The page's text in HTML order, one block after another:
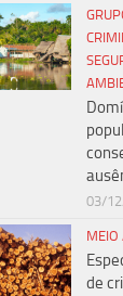
03/
MEIO
de